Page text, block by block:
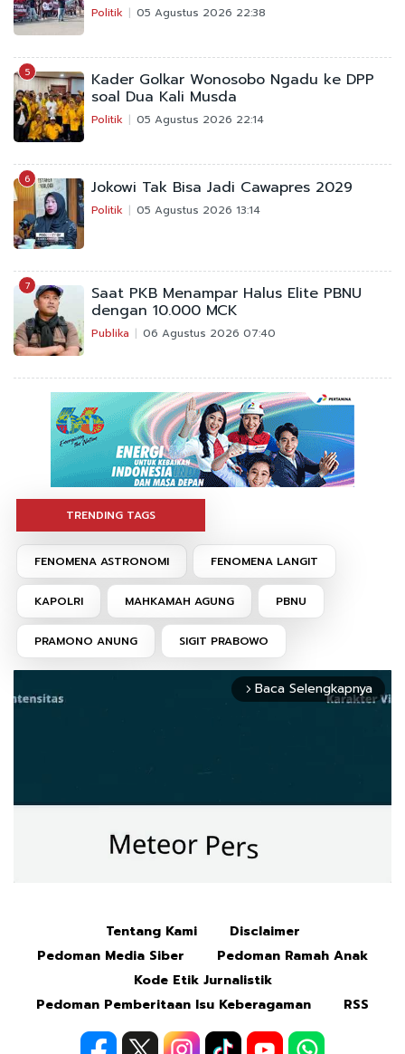
Politik 05 Agustus 2026 22:38
5 Kader Golkar Wonosobo Ngadu ke DPP
soal Dua Kali Musda
Politik 05 Agustus 2026 22:14
6 Jokowi Tak Bisa Jadi Cawapres 2029
Politik 05 Agustus 2026 13:14
7 Saat PKB Menampar Halus Elite PBNU
dengan 10.000 MCK
Publika 06 Agustus 2026 07:40
TRENDING TAGS
FENOMENA ASTRONOMI FENOMENA LANGIT
KAPOLRI MAHKAMAH AGUNG PBNU
PRAMONO ANUNG SIGIT PRABOWO
arrow_forward_ios Baca Selengkapnya
Tentang Kami
Disclaimer
Pedoman Media Siber
Pedoman Ramah Anak
Kode Etik Jurnalistik
Pedoman Pemberitaan Isu Keberagaman
RSS